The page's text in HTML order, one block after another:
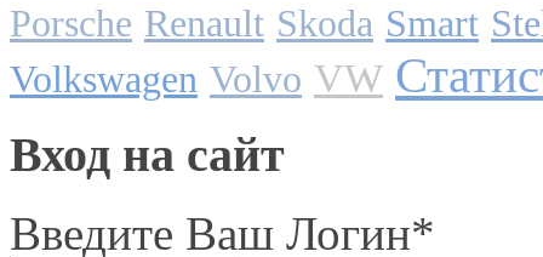
Porsche Renault Skoda Smart
Volkswagen Volvo VW
Вход на сайт
Введите Ваш Логин*